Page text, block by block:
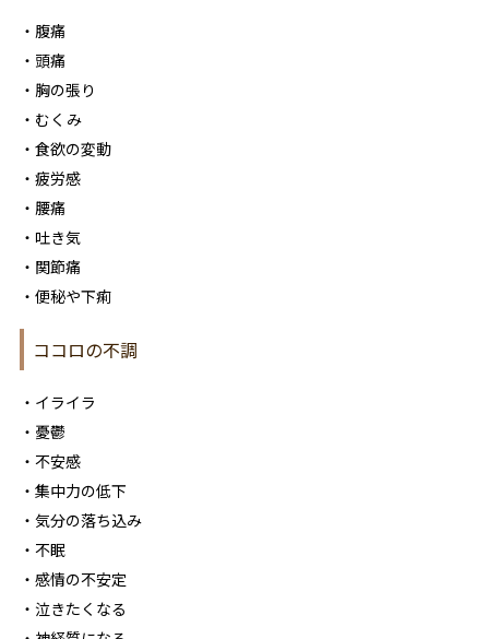
・腹痛
・頭痛
・胸の張り
・むくみ
・食欲の変動
・疲労感
・腰痛
・吐き気
・関節痛
・便秘や下痢
ココロの不調
・イライラ
・憂鬱
・不安感
・集中力の低下
・気分の落ち込み
・不眠
・感情の不安定
・泣きたくなる